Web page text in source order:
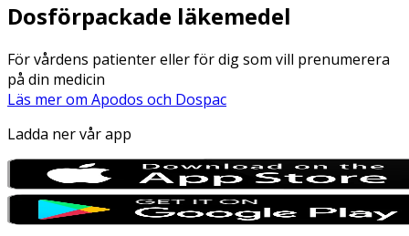
Dosförpackade läkemedel
För vårdens patienter eller för dig som vill prenumerera
på din medicin
Läs mer om Apodos och Dospac
Ladda ner vår app